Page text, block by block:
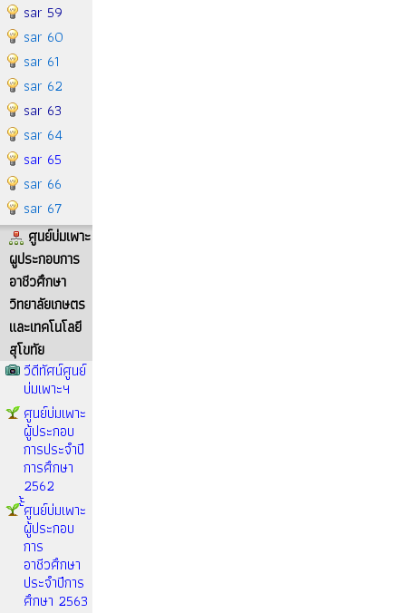
sar 59
sar 60
sar 61
sar 62
sar 63
sar 64
sar 65
sar 66
sar 67
ศูนย์บ่มเพาะ
ผูประกอบการ
อาชีวศึกษา
วิทยาลัยเกษตร
และเทคโนโลยี
สุโขทัย
วีดีทัศน์ศูนย์
บ่มเพาะฯ
ศูนย์บ่มเพาะ
ผู้ประกอบ
การประจำปี
การศึกษา
2562
้้้ศูนย์บ่มเพาะ
ผู้ประกอบ
การ
อาชีวศึกษา
ประจำปีการ
ศึกษา 2563